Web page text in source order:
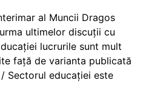
al Muncii Dragos
ultimelor discuții cu
lucrurile sunt mult
față de varianta publicată
/ Sectorul educației este